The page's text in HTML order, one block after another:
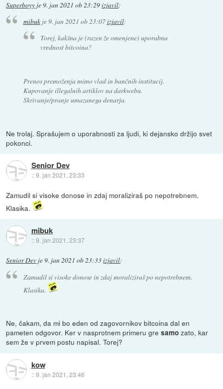
Superboyy je9. jan 2021 ob 23:29izjavil:
mibukje9. jan 2021 ob 23:07izjavil:
Torej, kakšna je (razen že omenjene) uporabna
vrednost bitcoina?
Prenos premoženja mimo vlad in bančnih institucij.
Kupovanje illegalnih artiklov na darkwebu.
Skrivanje/pranje umazanega denarja.
Ne trolaj. Sprašujem o uporabnosti za ljudi, ki dejansko držijo svet
pokonci.
Senior Dev
::9. jan 2021, 23:33
Zamudil si visoke donose in zdaj moraliziraš po nepotrebnem.
Klasika.
mibuk
::9. jan 2021, 23:37
Senior Dev je9. jan 2021 ob 23:33izjavil:
Zamudil si visoke donose in zdaj moraliziraš po nepotrebnem.
Klasika.
Ne, čakam, da mi bo eden od zagovornikov bitcoina dal en
pameten odgovor. Ker v nasprotnem primeru gresamo zato, kar
sem že v prvem postu napisal. Torej?
kow
::9. jan 2021, 23:46